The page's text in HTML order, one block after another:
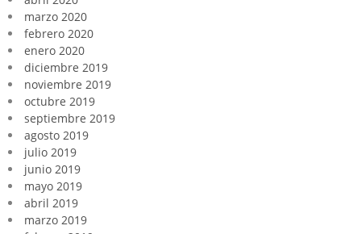
marzo 2020
febrero 2020
enero 2020
diciembre 2019
noviembre 2019
octubre 2019
septiembre 2019
agosto 2019
julio 2019
junio 2019
mayo 2019
abril 2019
marzo 2019